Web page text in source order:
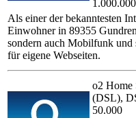
1.000.000
Als einer der bekanntesten
Einwohner in 89355
sondern auch Mobilfunk und
für eigene Webseiten.
o2 Home
(DSL),
50.000